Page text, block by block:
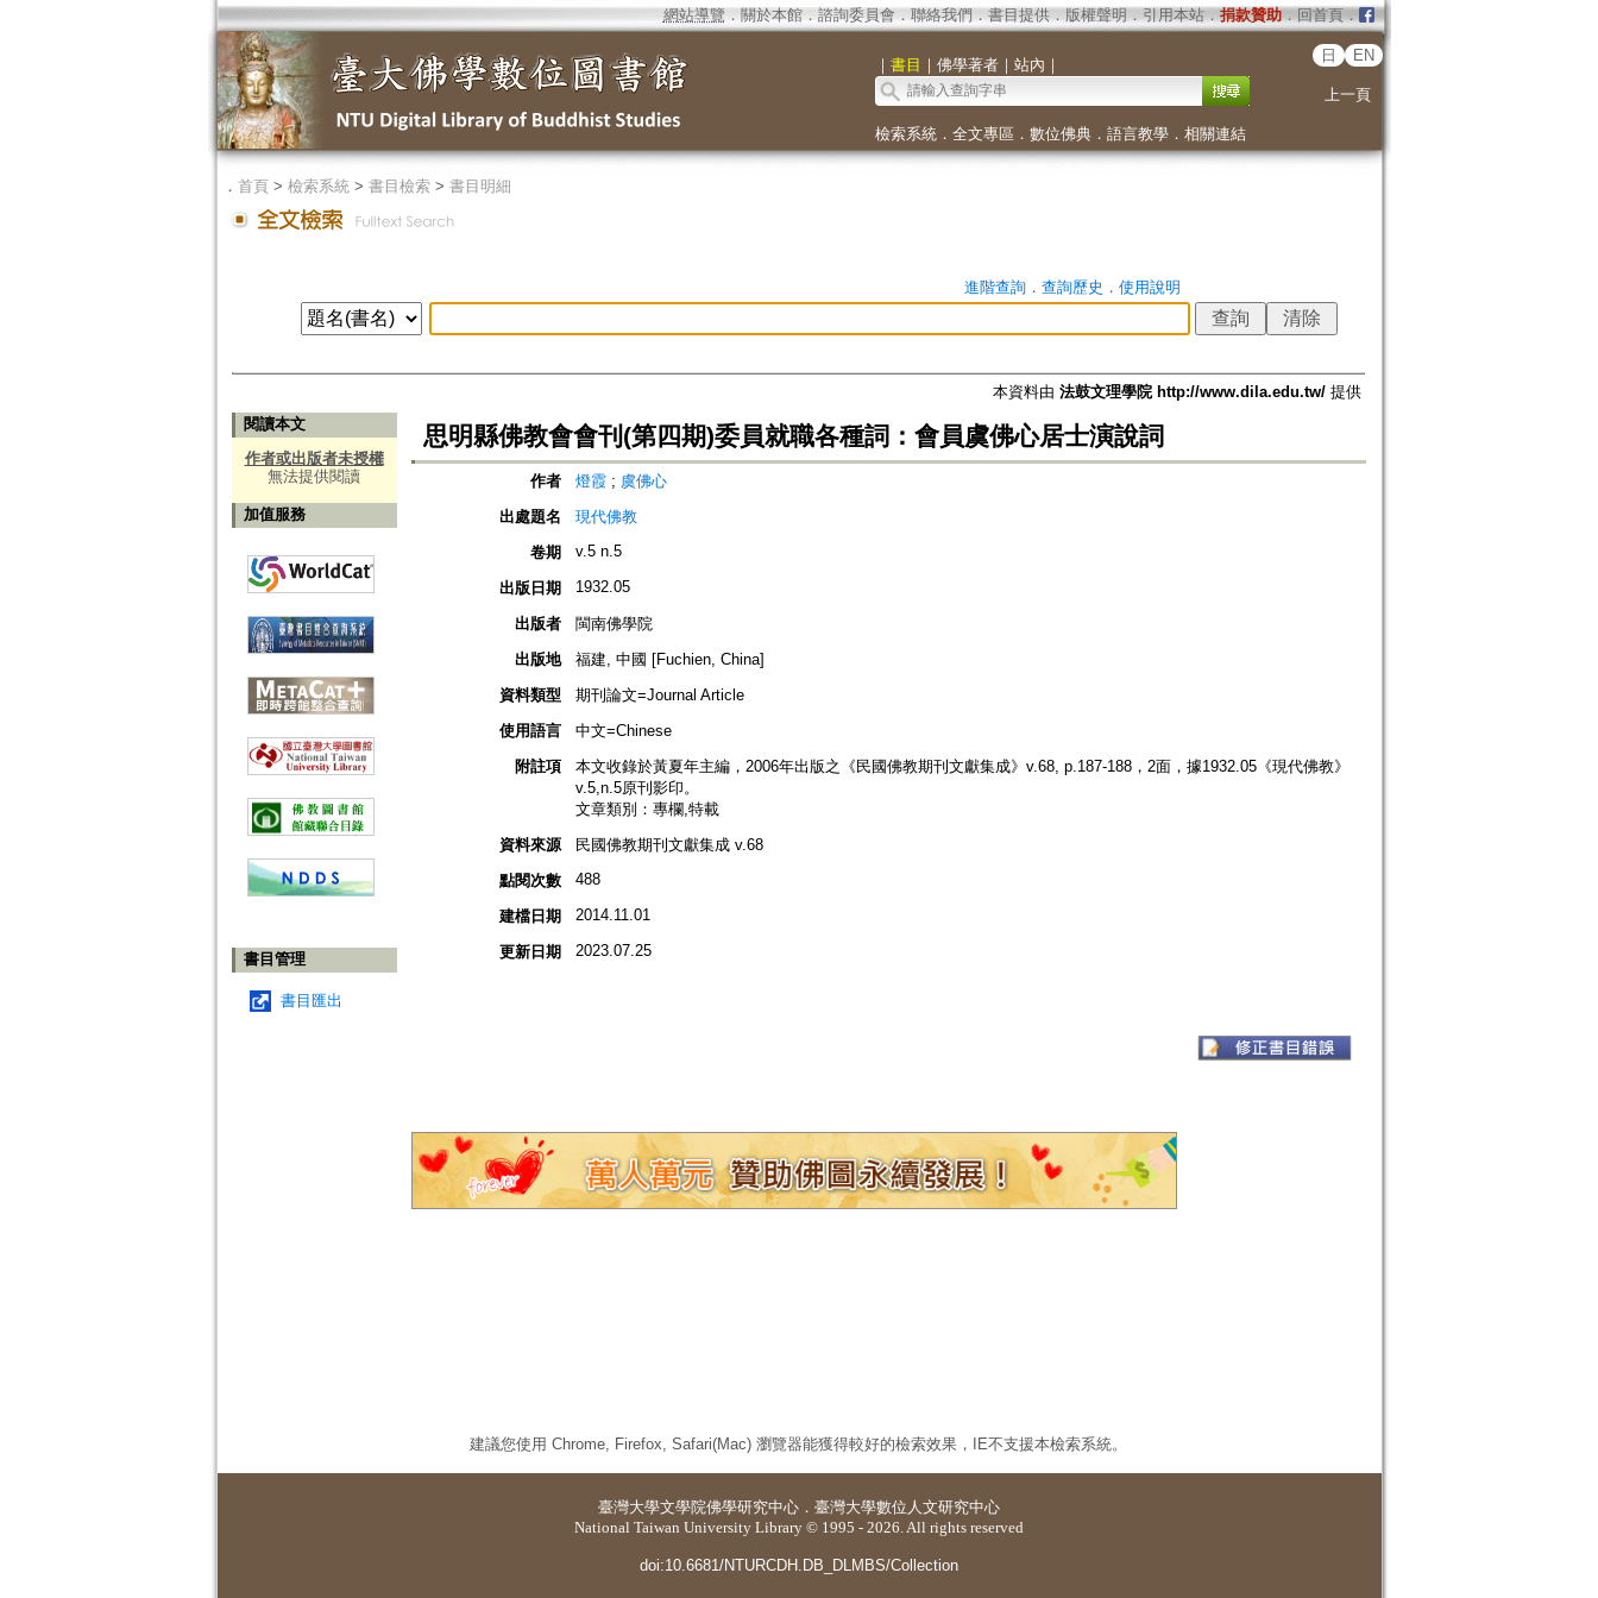
網站導覽 ． 關於本館． 諮詢委員會． 聯絡我們 ． 書目提供． 版權聲明 ． 引用本站． 捐款贊助．回首頁．
｜ 書目 ｜ 佛學著者｜ 站內 ｜
日 EN
上一頁
檢索系統． 全文專區 ． 數位佛典． 語言教學． 相關連結
． 首頁> 檢索系統> 書目檢索> 書目明細
進階查詢． 查詢歷史 ． 使用說明
本資料由 法鼓文理學院 http://www.dila.edu.tw/提供
閱讀本文
作者或出版者未授權
無法提供閱讀
加值服務
書目管理
書目匯出
思明縣佛教會會刊(第四期)委員就職各種詞：會員虞佛心居士演說詞
作者 燈霞; 虞佛心
出處題名
現代佛教
卷期
v.5 n.5
出版日期 1932.05
出版者
閩南佛學院
出版地
福建, 中國 [Fuchien, China]
資料類型
期刊論文=Journal Article
使用語言
中文=Chinese
附註項
本文收錄於黃夏年主編，2006年出版之《民國佛教期刊文獻集成》v.68, p.187-188，2面，據1932.05《現代佛教》
v.5,n.5原刊影印。
文章類別：專欄,特載
資料來源
民國佛教期刊文獻集成 v.68
點閱次數
488
建檔日期 2014.11.01
更新日期 2023.07.25
建議您使用 Chrome, Firefox, Safari(Mac) 瀏覽器能獲得較好的檢索效果，IE不支援本檢索系統。
臺灣大學文學院佛學研究中心 ． 臺灣大學數位人文研究中心
National Taiwan University Library © 1995 - 2026. All rights reserved
doi:10.6681/NTURCDH.DB_DLMBS/Collection